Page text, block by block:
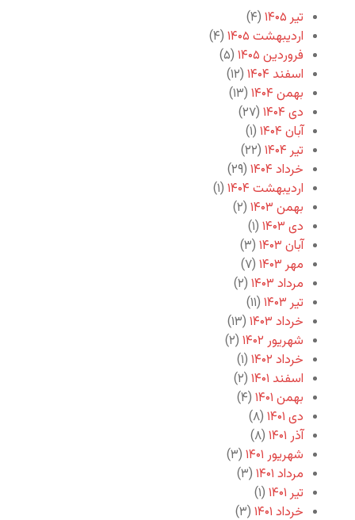
تیر ۱۴۰۵
(۴)
اردیبهشت ۱۴۰۵
(۴)
فروردین ۱۴۰۵
(۵)
اسفند ۱۴۰۴
(۱۲)
بهمن ۱۴۰۴
(۱۳)
دی ۱۴۰۴
(۲۷)
آبان ۱۴۰۴
(۱)
تیر ۱۴۰۴
(۲۲)
خرداد ۱۴۰۴
(۲۹)
اردیبهشت ۱۴۰۴
(۱)
بهمن ۱۴۰۳
(۲)
دی ۱۴۰۳
(۱)
آبان ۱۴۰۳
(۳)
مهر ۱۴۰۳
(۷)
مرداد ۱۴۰۳
(۲)
تیر ۱۴۰۳
(۱۱)
خرداد ۱۴۰۳
(۱۳)
شهریور ۱۴۰۲
(۲)
خرداد ۱۴۰۲
(۱)
اسفند ۱۴۰۱
(۲)
بهمن ۱۴۰۱
(۴)
دی ۱۴۰۱
(۸)
آذر ۱۴۰۱
(۸)
شهریور ۱۴۰۱
(۳)
مرداد ۱۴۰۱
(۳)
تیر ۱۴۰۱
(۱)
خرداد ۱۴۰۱
(۳)